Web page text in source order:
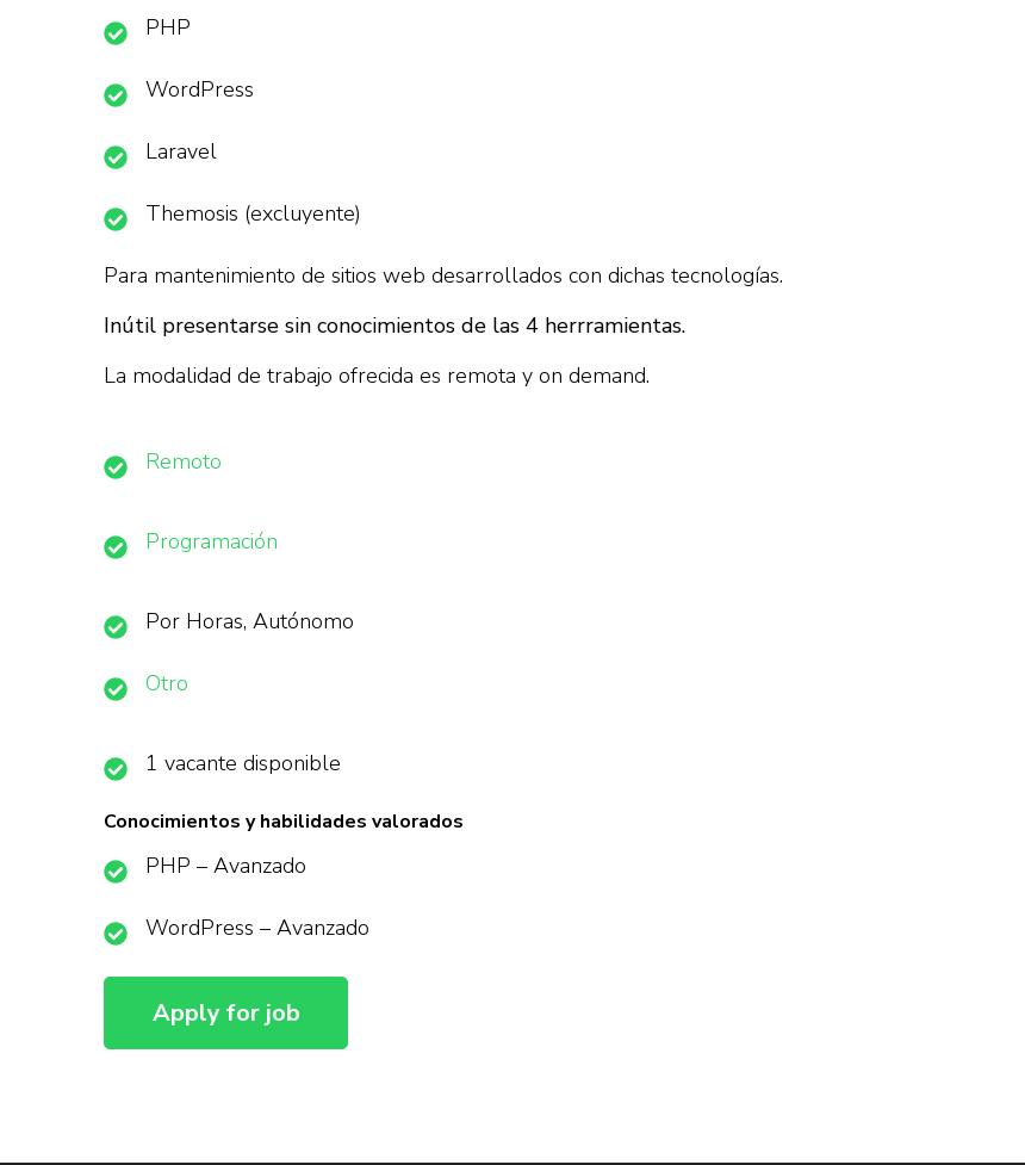
PHP
WordPress
Laravel
Themosis (excluyente)
Para mantenimiento de sitios web desarrollados con dichas tecnologías.
Inútil presentarse sin conocimientos de las 4 herrramientas.
La modalidad de trabajo ofrecida es remota y on demand.
Remoto
Programación
Por Horas, Autónomo
Otro
1 vacante disponible
Conocimientos y habilidades valorados
PHP – Avanzado
WordPress – Avanzado